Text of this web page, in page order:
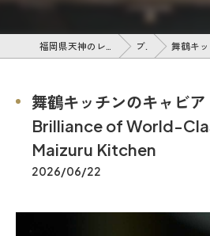
福岡県天神のレストランなら舞鶴キッチン ブログ 舞鶴キッチンのキャ
舞鶴キッチンのキャビ
Brilliance of World-
Maizuru Kitchen
2026/06/22